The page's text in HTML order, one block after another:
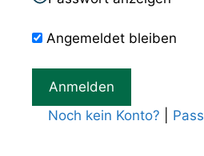
Angemeldet bleiben
Noch kein Konto?